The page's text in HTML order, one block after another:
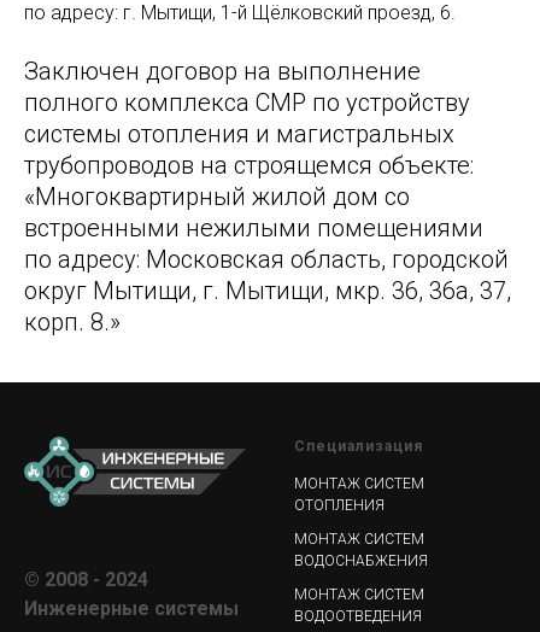
по адресу: г. Мытищи, 1-й Щёлковский проезд, 6.
Заключен договор на выполнение
полного комплекса СМР по устройству
системы отопления и магистральных
трубопроводов на строящемся объекте:
«Многоквартирный жилой дом со
встроенными нежилыми помещениями
по адресу: Московская область, городской
округ Мытищи, г. Мытищи, мкр. 36, 36а, 37,
корп. 8.»
© 2008 - 2024
Инженерные системы
Специализация
МОНТАЖ СИСТЕМ
ОТОПЛЕНИЯ
МОНТАЖ СИСТЕМ
ВОДОСНАБЖЕНИЯ
МОНТАЖ СИСТЕМ
ВОДООТВЕДЕНИЯ